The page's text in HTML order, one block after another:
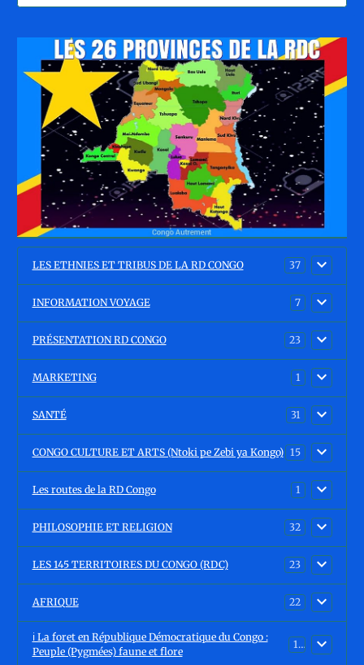
LES ETHNIES ET TRIBUS DE LA RD CONGO 37
INFORMATION VOYAGE 7
PRÉSENTATION RD CONGO 23
MARKETING 1
SANTÉ 31
CONGO CULTURE ET ARTS (Ntoki pe Zebi ya Kongo) 15
Les routes de la RD Congo 1
PHILOSOPHIE ET RELIGION 32
LES 145 TERRITOIRES DU CONGO (RDC) 23
AFRIQUE 22
ℹ️ La foret en République Démocratique du Congo :
Peuple (Pygmées) faune et flore
15